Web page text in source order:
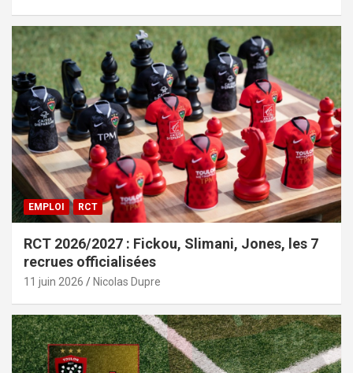
EMPLOI RCT
RCT 2026/2027 : Fickou, Slimani, Jones, les 7
recrues officialisées
11 juin 2026 Nicolas Dupre